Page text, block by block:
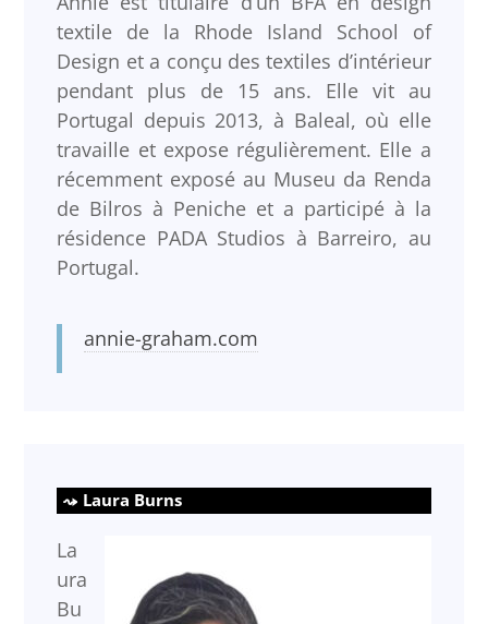
textile de la Rhode Island School of
Design et a conçu des textiles d’intérieur
pendant plus de 15 ans. Elle vit au
Portugal depuis 2013, à Baleal, où elle
travaille et expose régulièrement. Elle a
récemment exposé au Museu da Renda
de Bilros à Peniche et a participé à la
résidence PADA Studios à Barreiro, au
Portugal.
annie-graham.com
Laura Burns
La
ura
Bu